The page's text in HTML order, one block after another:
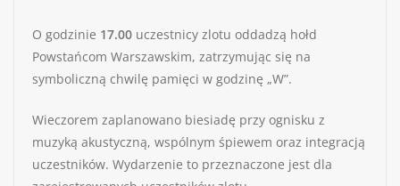
O godzinie 17.00 uczestnicy zlotu oddadzą hołd
Powstańcom Warszawskim, zatrzymując się na
symboliczną chwilę pamięci w godzinę „W”.
Wieczorem zaplanowano biesiadę przy ognisku z
muzyką akustyczną, wspólnym śpiewem oraz integracją
uczestników. Wydarzenie to przeznaczone jest dla